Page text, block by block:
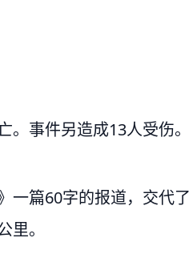
。事件另造成13人受伤
一篇60字的报道，交代
。